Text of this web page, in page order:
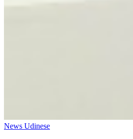
News Udinese